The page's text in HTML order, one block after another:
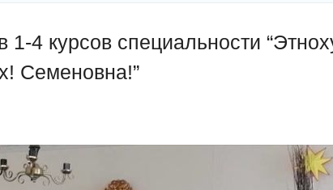
4 курсов специальности
Семеновна!”